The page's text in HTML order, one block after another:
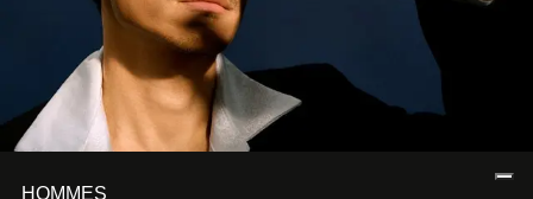
HOMMES